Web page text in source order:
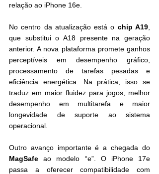
relação ao iPhone 16e.
No centro da atualização está o chip A19
que substitui o A18 presente na geração
anterior. A nova plataforma promete ganhos
perceptíveis em desempenho gráfico,
processamento de tarefas pesadas e
eficiência energética. Na prática, isso se
traduz em maior fluidez para jogos, melhor
desempenho em multitarefa e maior
longevidade de suporte ao sistema
operacional.
MagSafe ao modelo “e”. O iPhone 17e
passa a oferecer compatibilidade com